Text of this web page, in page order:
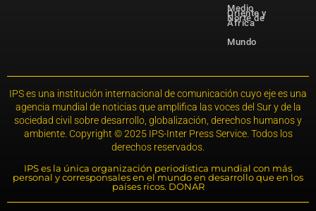
Medio
Oriente y
Norte de
África
Mundo
IPS es una institución internacional de comunicación cuyo eje es una
agencia mundial de noticias que amplifica las voces del Sur y de la
sociedad civil sobre desarrollo, globalización, derechos humanos y
ambiente. Copyright © 2025 IPS-Inter Press Service. Todos los
derechos reservados.
IPS es la única organización periodística mundial con más
personal y corresponsales en el mundo en desarrollo que en los
países ricos. DONAR